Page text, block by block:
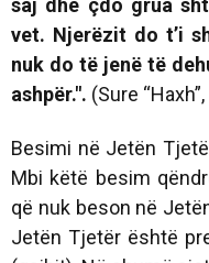
vet. Njerëzit do t’i
nuk do të jenë të
ashpër.". (Sure
Besimi në Jetën
Mbi këtë besim
që nuk beson në
Jetën Tjetër është